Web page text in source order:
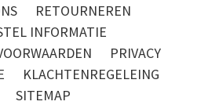
RETOURNEREN
INFORMATIE
PRIVACY
KLACHTENREGELEING
SITEMAP